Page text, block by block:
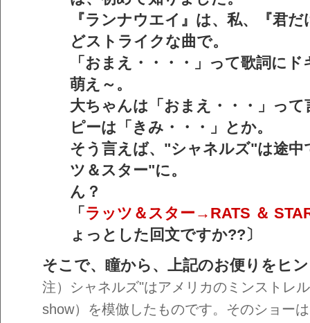
『ランナウエイ』は、私、『君
どストライクな曲で。
「おまえ・・・・」って歌詞
萌え～。
大ちゃんは「おまえ・・・」って
ピーは「きみ・・・」とか。
そう言えば、"シャネルズ"は途中
ツ＆スター"に。
ん？
「 ラッツ＆スター→RATS ＆
ょっとした回文ですか??〕
そこで、瞳から、上記のお便りをヒ
注）シャネルズ"はアメリカのミンストレ
show）を模倣したものです。そのショー